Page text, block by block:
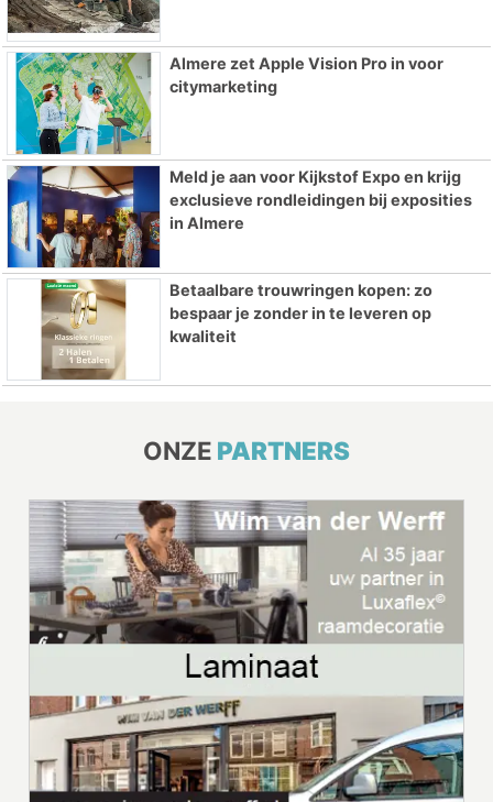
Almere zet Apple Vision Pro in voor
citymarketing
Meld je aan voor Kijkstof Expo en krijg
exclusieve rondleidingen bij exposities
in Almere
Betaalbare trouwringen kopen: zo
bespaar je zonder in te leveren op
kwaliteit
ONZE PARTNERS